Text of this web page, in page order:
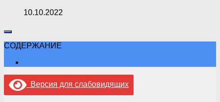
10.10.2022
СОДЕРЖАНИЕ
Версия для слабовидящих